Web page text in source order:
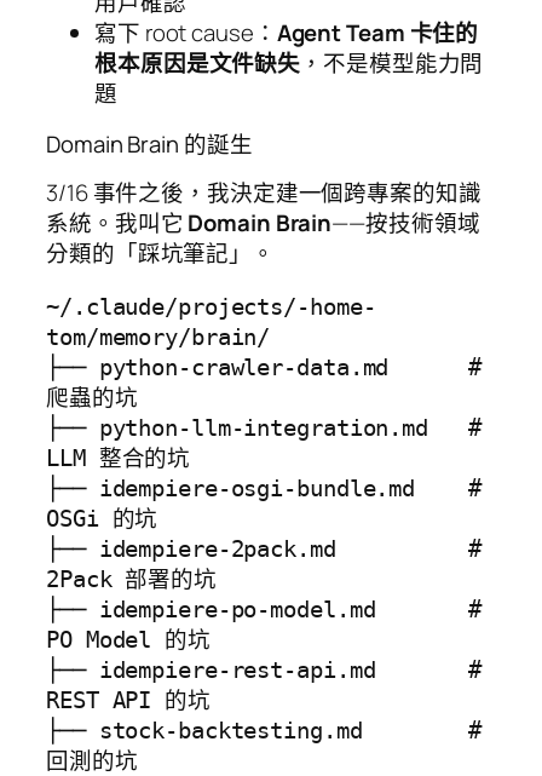
寫下 root cause： Agent Team 卡住的
根本原因是文件缺失 ，不是模型能力問
題
Domain Brain 的誕生
3/16 事件之後，我決定建一個跨專案的知識
系統。我叫它 Domain Brain——按技術領域
分類的「踩坑筆記」。
~/.claude/projects/-home-
tom/memory/brain/
├── python-crawler-data.md      #
爬蟲的坑
├── python-llm-integration.md   #
LLM 整合的坑
├── idempiere-osgi-bundle.md    #
OSGi 的坑
├── idempiere-2pack.md          #
2Pack 部署的坑
├── idempiere-po-model.md       #
PO Model 的坑
├── idempiere-rest-api.md       #
REST API 的坑
├── stock-backtesting.md        #
回測的坑